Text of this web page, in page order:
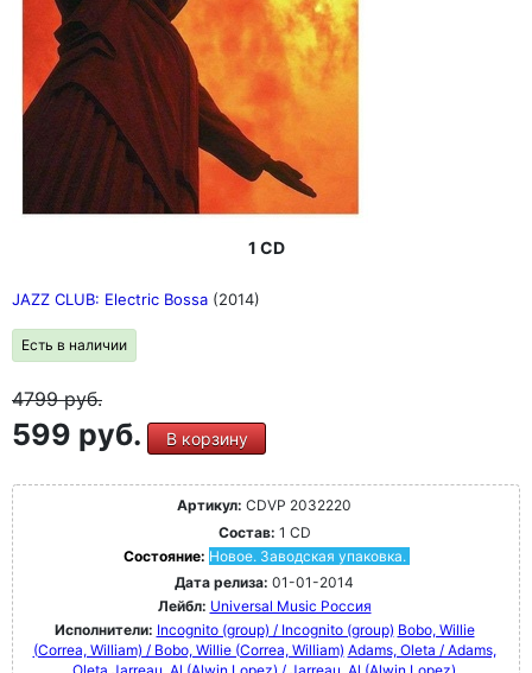
1 CD
JAZZ CLUB: Electric Bossa (2014)
Есть в наличии
4799руб.
599 руб. В корзину
Артикул: CDVP 2032220
Состав: 1 CD
Состояние: Новое. Заводская упаковка.
Дата релиза: 01-01-2014
Лейбл: Universal Music Россия
Исполнители: Incognito (group) / Incognito (group) Bobo, Willie
(Correa, William) / Bobo, Willie (Correa, William) Adams, Oleta / Adams,